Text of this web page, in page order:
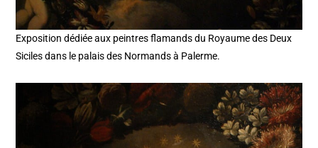
Exposition dédiée aux peintres flamands du Royaume des Deux
Siciles dans le palais des Normands à Palerme.